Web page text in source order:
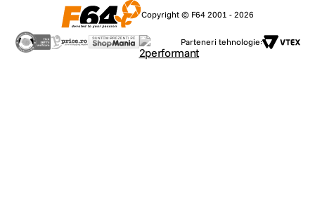
Copyright © F64 2001 - 2026
Parteneri tehnologie: